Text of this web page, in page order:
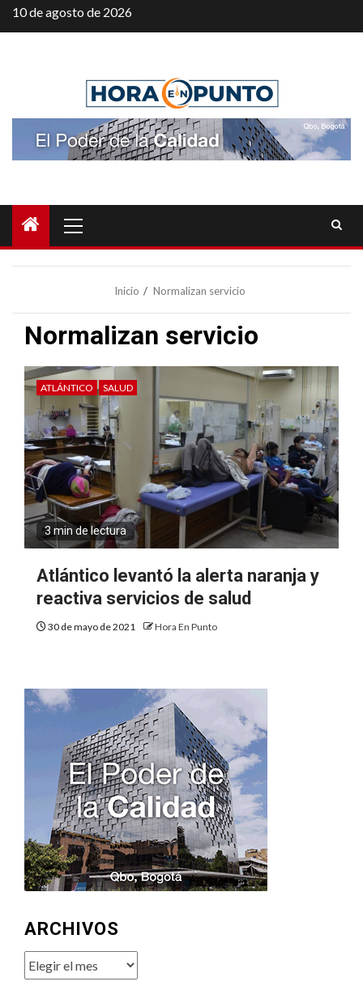
Saltar
al
10 de agosto de 2026
principal
Inicio Normalizan servicio
Normalizan servicio
ATLÁNTICO SALUD
3 min de lectura
Atlántico levantó la alerta naranja y
reactiva servicios de salud
30 de mayo de 2021 Hora En Punto
ARCHIVOS
Archivos